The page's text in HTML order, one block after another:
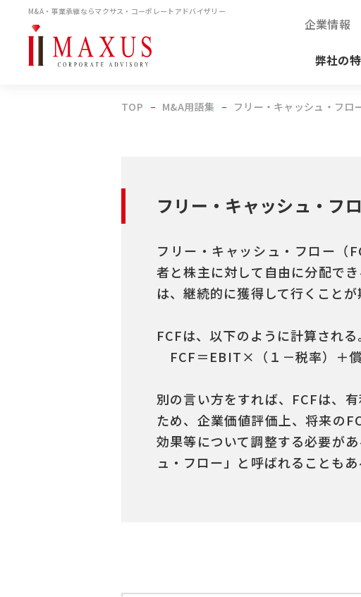
M&A・事業承継ならマクサス・コーポレートアドバイザリー
企業情報
弊社の
TOP M&A用語集 フリー・キャッシュ・フロ
フリー・キャッシュ・フロ
フリー・キャッシュ・フロー
者と株主に対して自由に分配で
は、継続的に獲得して行くことが
FCFは、以下のように計算される
FCF＝EBIT×（１－税率）＋
別の言い方をすれば、FCFは、
ため、企業価値評価上、将来の
効果等について調整する必要が
ュ・フロー」と呼ばれることもあ